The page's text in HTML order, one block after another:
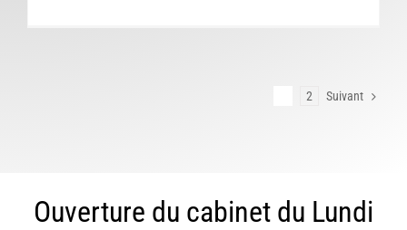
2 Suivant
Ouverture du cabinet du Lundi